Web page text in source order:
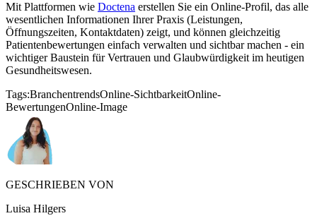
Mit Plattformen wie Doctena erstellen Sie ein Online-Profil, das alle
wesentlichen Informationen Ihrer Praxis (Leistungen,
Öffnungszeiten, Kontaktdaten) zeigt, und können gleichzeitig
Patientenbewertungen einfach verwalten und sichtbar machen - ein
wichtiger Baustein für Vertrauen und Glaubwürdigkeit im heutigen
Gesundheitswesen.
Tags:BranchentrendsOnline-SichtbarkeitOnline-
BewertungenOnline-Image
GESCHRIEBEN VON
Luisa Hilgers